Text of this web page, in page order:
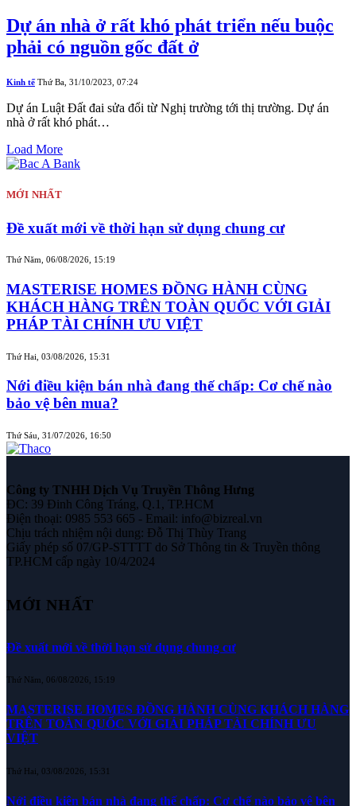
Dự án nhà ở rất khó phát triển nếu buộc
phải có nguồn gốc đất ở
Kinh tế Thứ Ba, 31/10/2023, 07:24
Dự án Luật Đất đai sửa đổi từ Nghị trường tới thị trường. Dự án
nhà ở rất khó phát…
Load More
MỚI NHẤT
Đề xuất mới về thời hạn sử dụng chung cư
Thứ Năm, 06/08/2026, 15:19
MASTERISE HOMES ĐỒNG HÀNH CÙNG
KHÁCH HÀNG TRÊN TOÀN QUỐC VỚI GIẢI
PHÁP TÀI CHÍNH ƯU VIỆT
Thứ Hai, 03/08/2026, 15:31
Nới điều kiện bán nhà đang thế chấp: Cơ chế nào
bảo vệ bên mua?
Thứ Sáu, 31/07/2026, 16:50
Công ty TNHH Dịch Vụ Truyền Thông Hưng
ĐC: 39 Đinh Công Tráng, Q.1, TP.HCM
Điện thoại: 0985 553 665 - Email: info@bizreal.vn
Chịu trách nhiệm nội dung: Đỗ Thị Thùy Trang
Giấy phép số 07/GP-STTTT do Sở Thông tin & Truyền thông
TP.HCM cấp ngày 10/4/2024
MỚI NHẤT
Đề xuất mới về thời hạn sử dụng chung cư
Thứ Năm, 06/08/2026, 15:19
MASTERISE HOMES ĐỒNG HÀNH CÙNG KHÁCH HÀNG
TRÊN TOÀN QUỐC VỚI GIẢI PHÁP TÀI CHÍNH ƯU
VIỆT
Thứ Hai, 03/08/2026, 15:31
Nới điều kiện bán nhà đang thế chấp: Cơ chế nào bảo vệ bên